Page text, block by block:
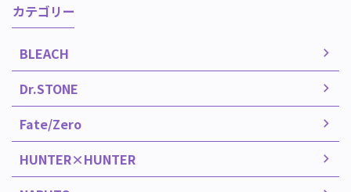
カテゴリー
BLEACH
Dr.STONE
Fate/Zero
HUNTER×HUNTER